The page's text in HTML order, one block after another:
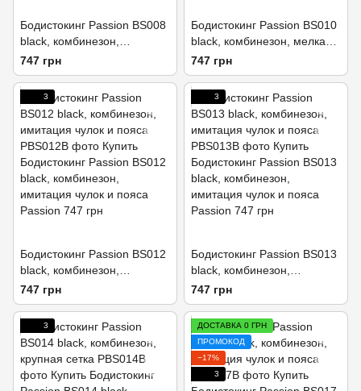
Бодистокинг Passion BS008
black, комбинезон,
имитация чулок и пояса
747 грн
Бодистокинг Passion BS010
black, комбинезон, мелкая
сеточка
747 грн
3
Бодистокинг Passion BS012
black, комбинезон,
имитация чулок и пояса
747 грн
3
Бодистокинг Passion BS013
black, комбинезон,
имитация чулок и пояса
747 грн
3
ДОСТАВКА 0 ГРН
ПРОМОКОД
−17%
3